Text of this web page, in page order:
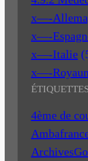
x—-
x—-
x—-Italie
x—-
4ème de